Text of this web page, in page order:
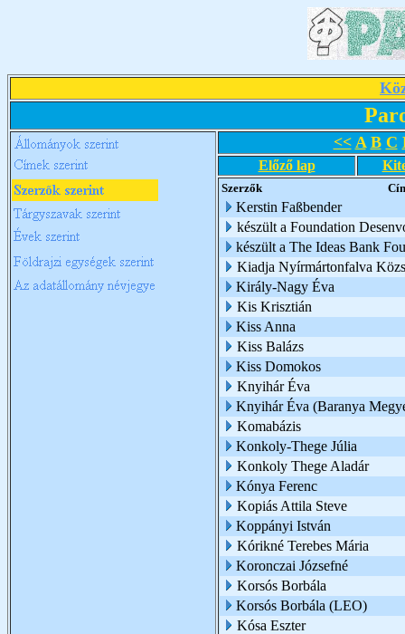
<< A B C
Előző lap
Szerzők
Kerstin Faßbender
készült a Foundation
készült a The Ideas Bank
Kiadja Nyírmártonfalva
Király-Nagy Éva
Kis Krisztián
Kiss Anna
Kiss Balázs
Kiss Domokos
Knyihár Éva
Knyihár Éva (Baranya
Komabázis
Konkoly-Thege Júlia
Konkoly Thege Aladár
Kónya Ferenc
Kopiás Attila Steve
Koppányi István
Kórikné Terebes Mária
Koronczai Józsefné
Korsós Borbála
Korsós Borbála (LEO)
Kósa Eszter